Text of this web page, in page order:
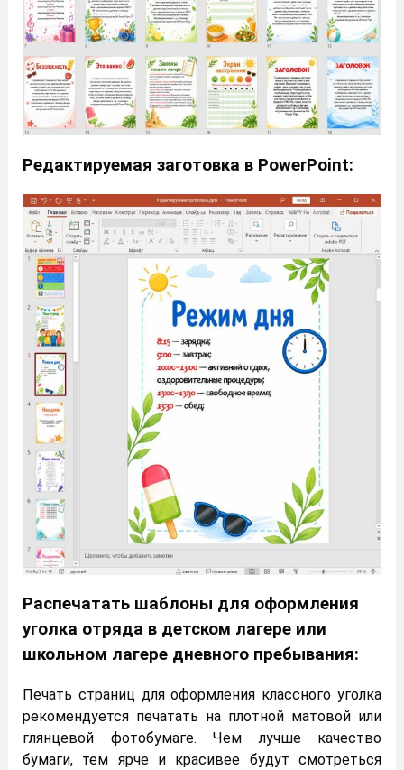
Редактируемая заготовка в PowerPoint:
Распечатать шаблоны для оформления
уголка отряда в детском лагере или
школьном лагере дневного пребывания:
Печать страниц для оформления классного уголка
рекомендуется печатать на плотной матовой или
глянцевой фотобумаге. Чем лучше качество
бумаги, тем ярче и красивее будут смотреться